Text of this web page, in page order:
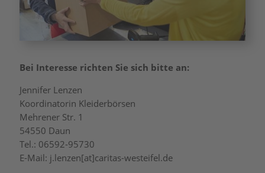
Bei Interesse richten Sie sich bitte an:
Jennifer Lenzen
Koordinatorin Kleiderbörsen
Mehrener Str. 1
54550 Daun
Tel.: 06592-95730
E-Mail: j.lenzen[at]caritas-westeifel.de